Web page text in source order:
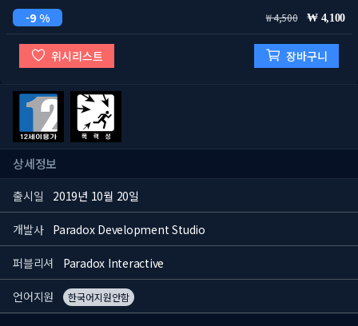
9 % 4,500 4,100
위시리스트 장바구니
상세정보
출시일 2019년 10월 20일
개발사 Paradox Development Studio
퍼블리셔 Paradox Interactive
언어지원 한국어지원안함